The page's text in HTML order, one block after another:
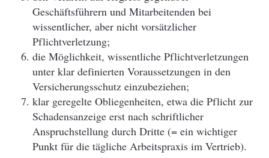
Geschäftsführern und Mitarbeitenden bei
wissentlicher, aber nicht vorsätzlicher
Pflichtverletzung;
die Möglichkeit, wissentliche Pflichtverletzungen
unter klar definierten Voraussetzungen in den
Versicherungsschutz einzubeziehen;
klar geregelte Obliegenheiten, etwa die Pflicht zur
Schadensanzeige erst nach schriftlicher
Anspruchstellung durch Dritte (= ein wichtiger
Punkt für die tägliche Arbeitspraxis im Vertrieb).